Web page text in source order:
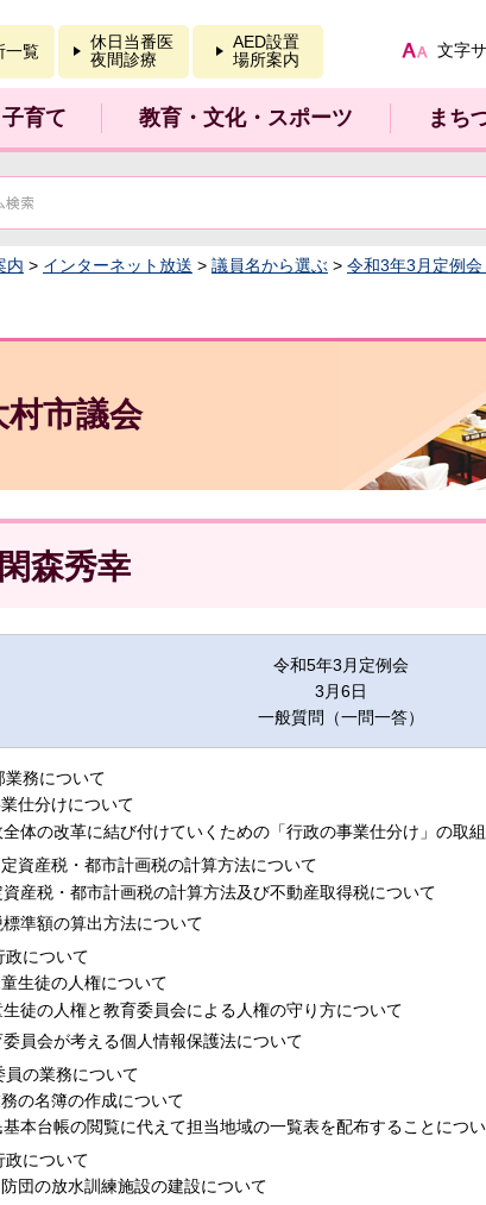
一覧
休日当番医
夜間診療
AED設置
場所案内
文字
育て 教育・文化・スポーツ まち
内 > インターネット放送 > 議員名から選ぶ > 令和3年3月定例会
村市議会
森秀幸
令和5年3月定例会
3月6日
一般質問（一問一答）
業務について
業仕分けについて
全体の改革に結び付けていくための「行政の事業仕分け」の取
定資産税・都市計画税の計算方法について
資産税・都市計画税の計算方法及び不動産取得税について
準額の算出方法について
政について
童生徒の人権について
生徒の人権と教育委員会による人権の守り方について
委員会が考える個人情報保護法について
員の業務について
務の名簿の作成について
基本台帳の閲覧に代えて担当地域の一覧表を配布することにつ
政について
防団の放水訓練施設の建設について